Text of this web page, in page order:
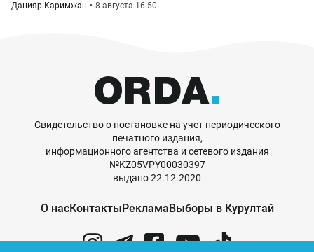
Данияр Каримжан 8 августа 16:50
Свидетельство о постановке на учет периодического
печатного издания,
информационного агентства и сетевого издания
№KZ05VPY00030397
выдано 22.12.2020
О насКонтактыРекламаВыборы в Курултай